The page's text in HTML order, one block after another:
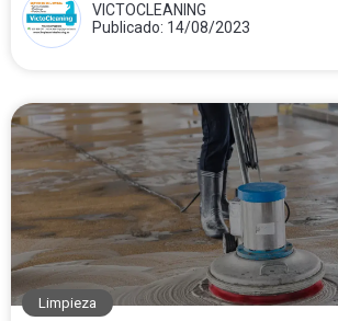
VICTOCLEANING
Publicado: 14/08/2023
Limpieza